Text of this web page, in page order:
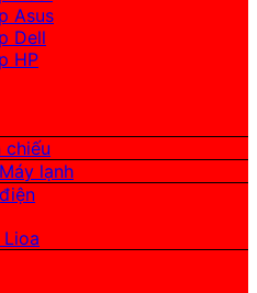
Asus
Dell
HP
chiếu
lạnh
Lioa